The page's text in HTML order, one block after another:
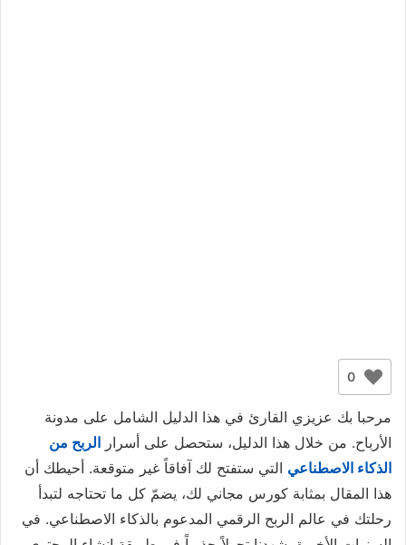
0
مرحبا بك عزيزي القارئ في هذا الدليل الشامل على مدونة
الأرباح. من خلال هذا الدليل، ستحصل على أسرار الربح من
الذكاء الاصطناعي التي ستفتح لك آفاقاً غير متوقعة. أحيطك أن
هذا المقال بمثابة كورس مجاني لك، يضمّ كل ما تحتاجه لتبدأ
رحلتك في عالم الربح الرقمي المدعوم بالذكاء الاصطناعي. في